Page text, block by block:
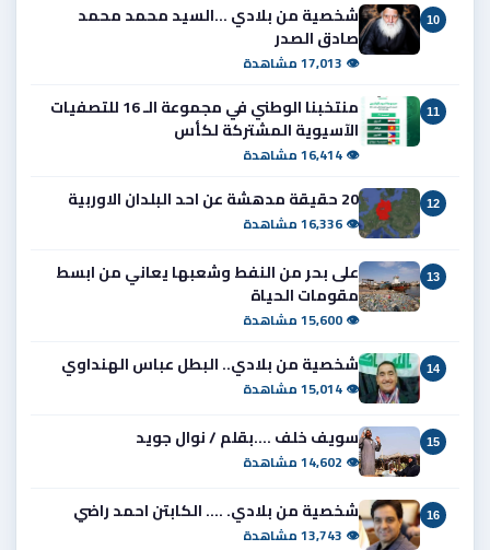
10
شخصية من بلادي ...السيد محمد محمد
صادق الصدر
👁 17,013 مشاهدة
11
منتخبنا الوطني في مجموعة الـ 16 للتصفيات
الآسيوية المشتركة لكأس
👁 16,414 مشاهدة
12 20 حقيقة مدهشة عن احد البلدان الاوربية
👁 16,336 مشاهدة
13
على بحر من النفط وشعبها يعاني من ابسط
مقومات الحياة
👁 15,600 مشاهدة
14 شخصية من بلادي.. البطل عباس الهنداوي
👁 15,014 مشاهدة
15 سويف خلف ....بقلم / نوال جويد
👁 14,602 مشاهدة
16 شخصية من بلادي. .... الكابتن احمد راضي
👁 13,743 مشاهدة